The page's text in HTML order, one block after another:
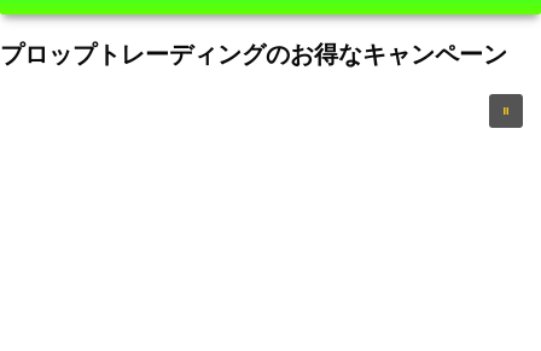
プロップトレーディングのお得なキャンペーン